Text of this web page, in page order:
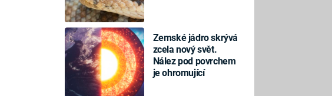
Zemské jádro skrývá
zcela nový svět.
Nález pod povrchem
je ohromující